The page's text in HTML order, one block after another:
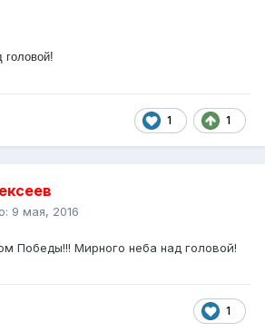
головой!
1 1
9 мая, 2016
Победы!!! Мирного неба над головой!
1